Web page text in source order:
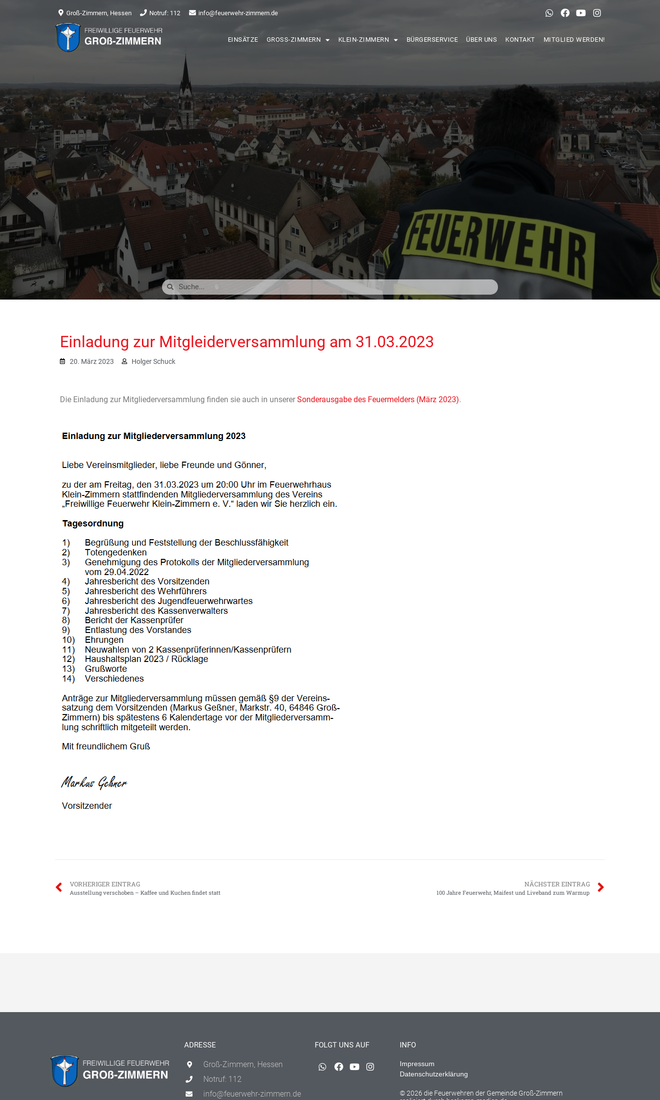
Groß-Zimmern, Hessen Notruf: 112 info@feuerwehr-zimmern.de
EINSÄTZE GROSS-ZIMMERN KLEIN-ZIMMERN BÜRGERSERVICE ÜBER UNS KONTAKT MITGLIED WERDEN!
Einladung zur Mitgleiderversammlung am 31.03.2023
20. März 2023 Holger Schuck
Die Einladung zur Mitgliederversammlung finden sie auch in unserer Sonderausgabe des Feuermelders (März 2023).
VORHERIGER EINTRAG
Ausstellung verschoben – Kaffee und Kuchen findet statt
NÄCHSTER EINTRAG
100 Jahre Feuerwehr, Maifest und Liveband zum Warmup
ADRESSE
Groß-Zimmern, Hessen
Notruf: 112
info@feuerwehr-zimmern.de
FOLGT UNS AUF INFO
Impressum
Datenschutzerklärung
© 2026 die Feuerwehren der Gemeinde Groß-Zimmern